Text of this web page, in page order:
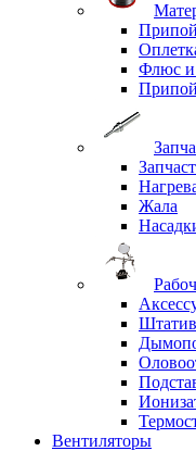
Припой
Флюс и
Жала
Вентиляторы